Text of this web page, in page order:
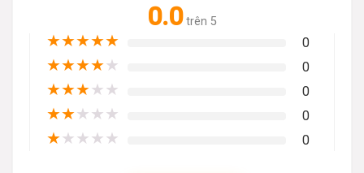
0.0 trên 5
★★★★★ 0
★★★★★ 0
★★★★★ 0
★★★★★ 0
★★★★★ 0